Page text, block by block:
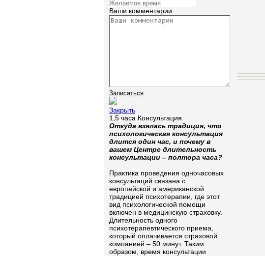
Ваши комментарии
Закрыть
1,5 часа Консультация
Откуда взялась традиция, что
психологическая консультация
длится один час, и почему в
вашем Центре длительность
консультации – полтора часа?
Практика проведения одночасовых
консультаций связана с
европейской и американской
традицией психотерапии, где этот
вид психологической помощи
включен в медицинскую страховку.
Длительность одного
психотерапевтического приема,
который оплачивается страховой
компанией – 50 минут. Таким
образом, время консультации